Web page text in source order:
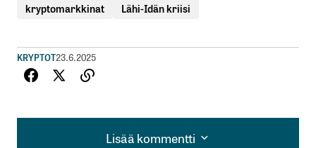
kryptomarkkinat Lähi-Idän kriisi
KRYPTOT23.6.2025
Lisää kommentti